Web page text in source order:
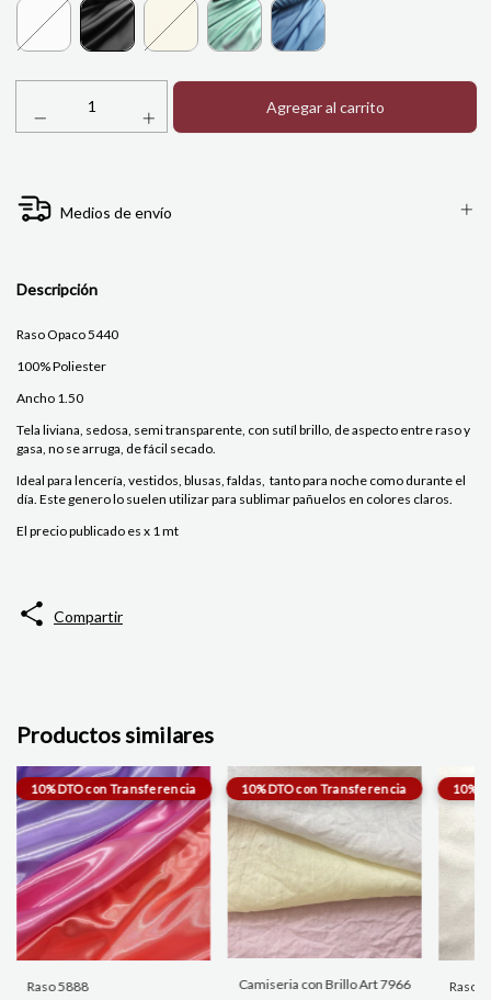
Medios de envío
Descripción
Raso Opaco 5440
100% Poliester
Ancho 1.50
Tela liviana, sedosa, semi transparente, con sutíl brillo, de aspecto entre raso y
gasa, no se arruga, de fácil secado.
Ideal para lencería, vestidos, blusas, faldas, tanto para noche como durante el
día. Este genero lo suelen utilizar para sublimar pañuelos en colores claros.
El precio publicado es x 1 mt
Compartir
Productos similares
Raso 5888 Camiseria con Brillo Art 7966 Raso